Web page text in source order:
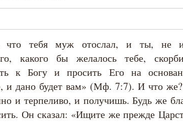
(Литовкин)
(Путилов)
тебя муж отослал, и ты, не
какого бы желалось тебе,
к Богу и просить Его на
и дано будет вам» (Мф. 7:7). И что
и терпеливо, и получишь. Будь же
Он сказал: «Ищите же прежде